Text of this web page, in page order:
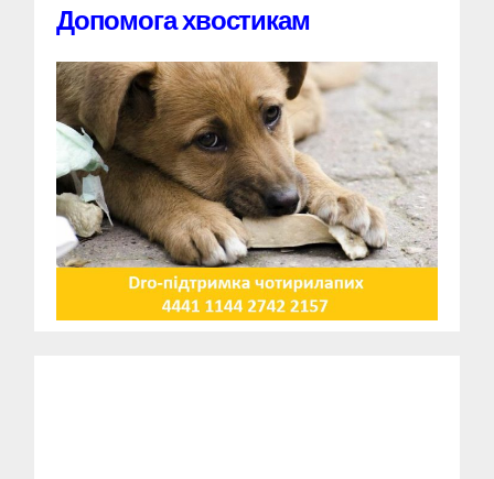
Допомога хвостикам